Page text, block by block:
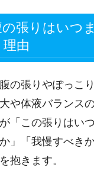
張りはいつ
由
の張りやぽっこ
や体液バランス
「この張りはいつ
」「我慢すべき
抱きます。